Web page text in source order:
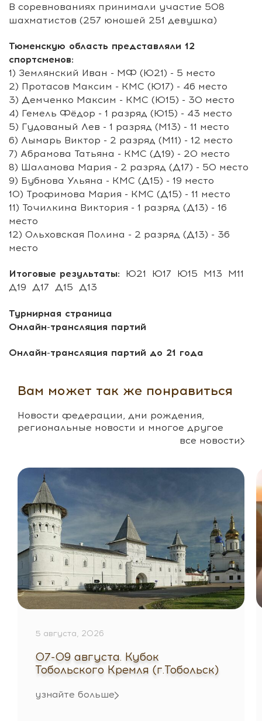
В соревнованиях принимали участие 508
шахматистов (257 юношей 251 девушка)
Тюменскую область представляли 12
спортсменов:
1) Землянский Иван - МФ (Ю21) - 5 место
2) Протасов Максим - КМС (Ю17) - 46 место
3) Демченко Максим - КМС (Ю15) - 30 место
4) Гемель Фёдор - 1 разряд (Ю15) - 43 место
5) Гудованый Лев - 1 разряд (М13) - 11 место
6) Лымарь Виктор - 2 разряд (М11) - 12 место
7) Абрамова Татьяна - КМС (Д19) - 20 место
8) Шаламова Мария - 2 разряд (Д17) - 50 место
9) Бубнова Ульяна - КМС (Д15) - 19 место
10) Трофимова Мария - КМС (Д15) - 11 место
11) Точилкина Виктория - 1 разряд (Д13) - 16
место
12) Ольховская Полина - 2 разряд (Д13) - 36
место
Итоговые результаты: Ю21 Ю17 Ю15 М13 М11
Д19 Д17 Д15 Д13
Турнирная страница
Онлайн-трансляция партий
Онлайн-трансляция партий до 21 года
Вам может так же понравиться
Новости федерации, дни рождения,
региональные новости и многое другое
все новости
5 августа, 2026
07-09 августа. Кубок
Тобольского Кремля (г.Тобольск)
узнайте больше